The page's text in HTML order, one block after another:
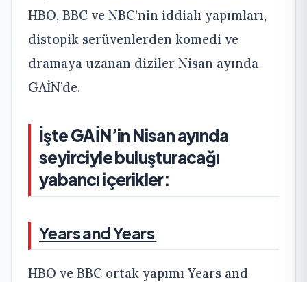
HBO, BBC ve NBC’nin iddialı yapımları,
distopik serüvenlerden komedi ve
dramaya uzanan diziler Nisan ayında
GAİN’de.
İşte GAİN’in Nisan ayında
seyirciyle buluşturacağı
yabancı içerikler:
Years and Years
HBO ve BBC ortak yapımı Years and